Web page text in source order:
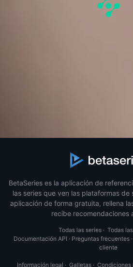
BetaSeries es la aplicación de
las series que ven las plataformas de
aplicación de forma gratuita, rellena
recibe recomendaciones
Todas las series· Todas
Documentación API · Preguntas frecuentes·
cliente
Información legal · Galletas· Condiciones